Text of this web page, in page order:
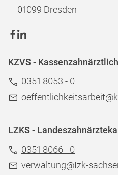
01099 Dresden
KZVS -
0351 8053 - 0
LZKS -
0351 8066 - 0
verwaltung@Izk-